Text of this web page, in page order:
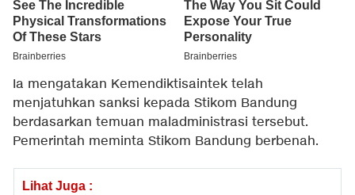
Ia mengatakan Kemendiktisaintek telah
menjatuhkan sanksi kepada Stikom Bandung
berdasarkan temuan maladministrasi tersebut.
Pemerintah meminta Stikom Bandung berbenah.
Lihat Juga :